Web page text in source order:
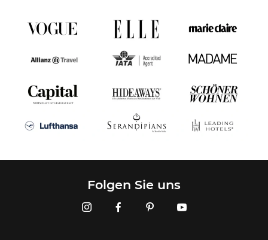
Folgen Sie uns